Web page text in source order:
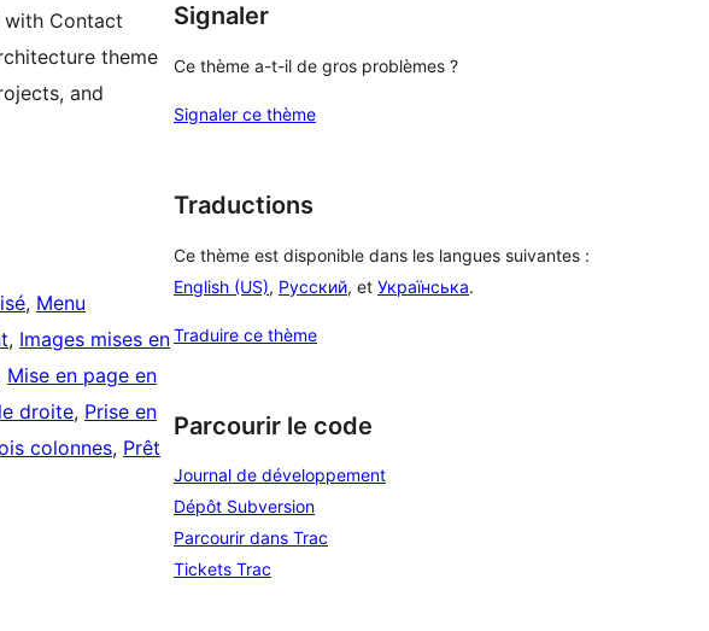
with Contact
theme
and
, Menu
, Images mises en
Mise en page en
droite, Prise en
colonnes, Prêt
Signaler
Ce thème a-t-il de gros problèmes ?
Signaler ce thème
Traductions
Ce thème est disponible dans les langues suivantes :
English (US), Русский, et Українська.
Traduire ce thème
Parcourir le code
Journal de développement
Dépôt Subversion
Parcourir dans Trac
Tickets Trac